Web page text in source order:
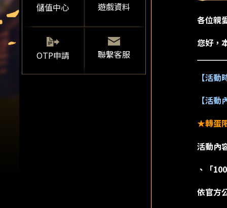
儲值中心 遊戲資料
OTP申請 聯繫客服
各位親
您好，
【活動
【活動
★轉蛋
活動內
、「
依官方